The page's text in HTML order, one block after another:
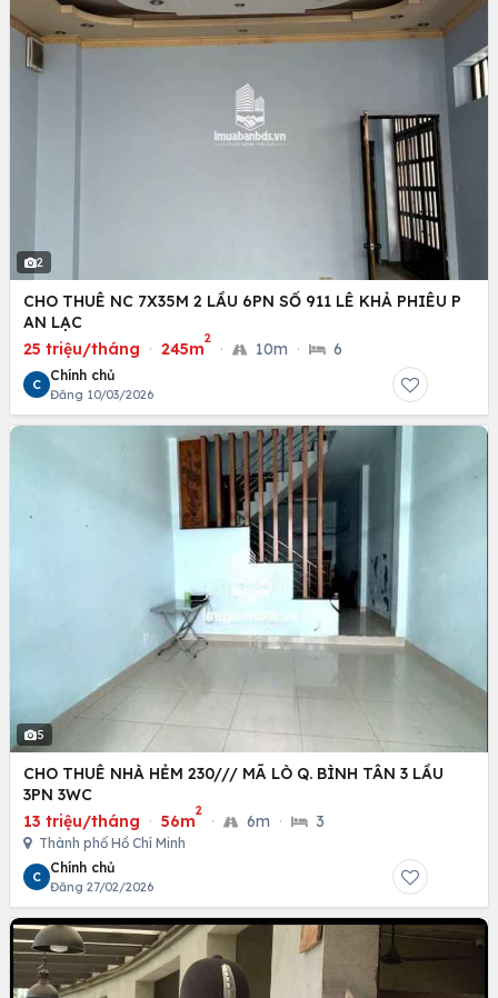
2
CHO THUÊ NC 7X35M 2 LẦU 6PN SỐ 911 LÊ KHẢ PHIÊU P
AN LẠC
25 triệu/tháng · 245m
2
· 10m · 6
C
Chính chủ
Đăng 10/03/2026
5
CHO THUÊ NHÀ HẺM 230/// MÃ LÒ Q. BÌNH TÂN 3 LẦU
3PN 3WC
13 triệu/tháng · 56m
2
· 6m · 3
Thành phố Hồ Chí Minh
C
Chính chủ
Đăng 27/02/2026